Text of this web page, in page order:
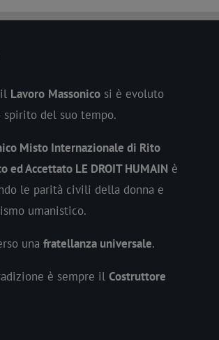
Lavoro Massonico si è evoluto
spirito del suo tempo.
Misto Internazionale di Rito
ed Accettato LE DROIT HUMAIN è
le parità civili della donna e
umanistico.
una fratellanza universale.
è sempre il Costruttore